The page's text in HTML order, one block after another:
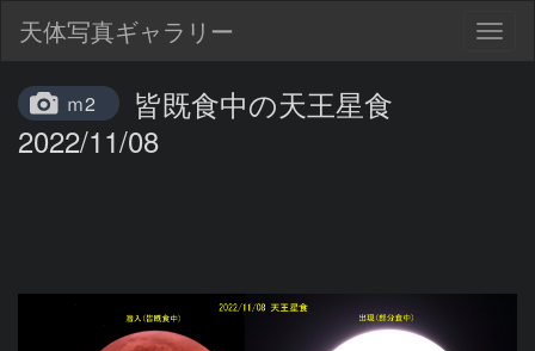
天体写真ギャラリー
ｍ2
皆既食中の天王星食
2022/11/08